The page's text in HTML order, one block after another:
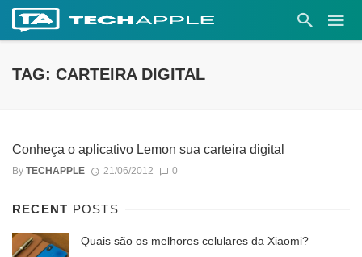
TAG: CARTEIRA DIGITAL
Conheça o aplicativo Lemon sua carteira digital
By TECHAPPLE 21/06/2012 0
RECENT POSTS
Quais são os melhores celulares da Xiaomi?